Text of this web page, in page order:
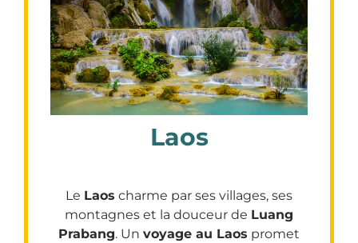
Laos
Le Laos charme par ses villages, ses
montagnes et la douceur de Luang
Prabang. Un voyage au Laos promet